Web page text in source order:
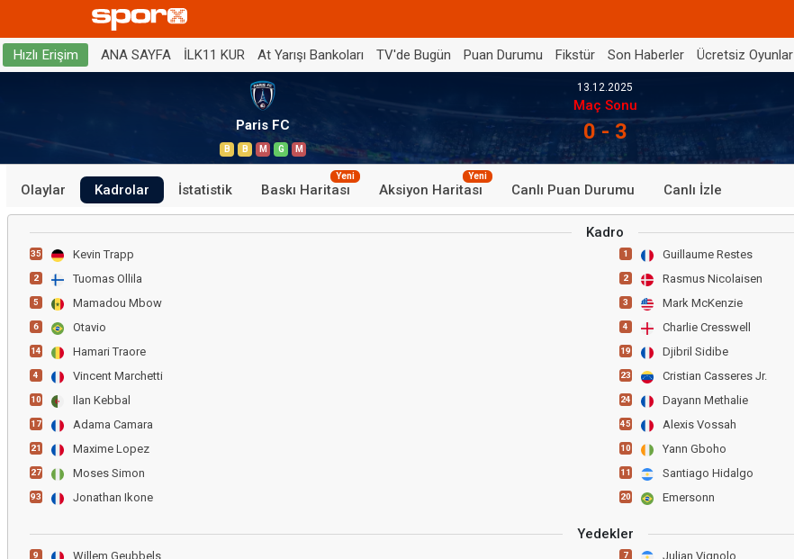
Hızlı Erişim ANA SAYFA İLK11 KUR At Yarışı Bankoları TV'de Bugün Puan Durumu Fikstür Son Haberler Ücretsiz Oyunlar
Paris FC
B B M G M
13.12.2025
Maç Sonu
0 - 3
Olaylar Kadrolar İstatistik Baskı Haritası
Yeni
Aksiyon Haritası
Yeni
Canlı Puan Durumu Canlı İzle
Kadro
35 Kevin Trapp
2 Tuomas Ollila
5 Mamadou Mbow
6 Otavio
14 Hamari Traore
4 Vincent Marchetti
10 Ilan Kebbal
17 Adama Camara
21 Maxime Lopez
27 Moses Simon
93 Jonathan Ikone
1 Guillaume Restes
2 Rasmus Nicolaisen
3 Mark McKenzie
4 Charlie Cresswell
19 Djibril Sidibe
23 Cristian Casseres Jr.
24 Dayann Methalie
45 Alexis Vossah
10 Yann Gboho
11 Santiago Hidalgo
20 Emersonn
Yedekler
9 Willem Geubbels 7 Julian Vignolo